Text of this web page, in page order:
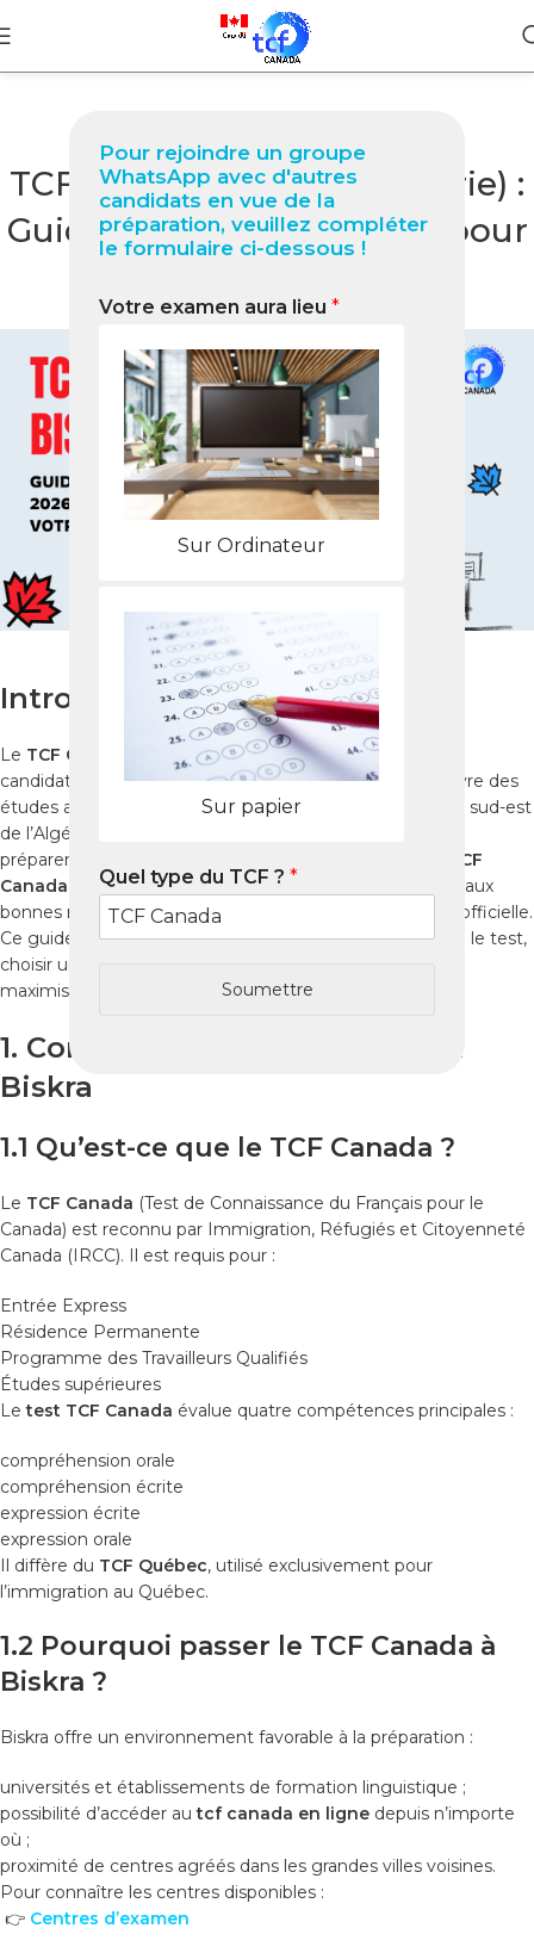
Pour rejoindre un groupe
WhatsApp avec d'autres
candidats en vue de la
préparation, veuillez compléter
le formulaire ci-dessous !
Votre examen aura lieu *
Sur Ordinateur
Sur papier
Quel type du TCF ? *
Soumettre
BLOG
TCF Canada à Biskra (Algérie) :
Guide professionnel 2026 pour
NabilOn février 9, 2026
Introduction
Le TCF Canada
est un examen incontournable pour les
candidats algériens qui souhaitent immigrer ou poursuivre des
études au Canada en 2025. ÀBiskra, ville stratégique du sud-est
de l’Algérie, de nombreux étudiants et professionnels se
préparent pour obtenir un score élevé. Réussir le
test TCF
Canada nécessite une préparation méthodique, l’accès aux
bonnes ressources et une maîtrise de la méthodologie officielle.
Ce guide complet vous explique comment comprendre le test,
choisir un
maximiser vos chances de réussite.
1. Comprendre le TCF Canada à
Biskra
1.1 Qu’est-ce que le TCF Canada ?
Le TCF Canada (Test de Connaissance du Français pour le
Canada) est reconnu par Immigration, Réfugiés et Citoyenneté
Canada (IRCC). Il est requis pour :
Entrée Express
Résidence Permanente
Programme des Travailleurs Qualifiés
Études supérieures
Letest TCF Canada évalue quatre compétences principales :
compréhension orale
compréhension écrite
expression écrite
expression orale
Il diffère du TCF Québec, utilisé exclusivement pour
l’immigration au Québec.
1.2 Pourquoi passer le TCF Canada à
Biskra ?
Biskra offre un environnement favorable à la préparation :
universités et établissements de formation linguistique ;
possibilité d’accéder autcf canada en ligne depuis n’importe
où ;
proximité de centres agréés dans les grandes villes voisines.
Pour connaître les centres disponibles :
👉 Centres d’examen